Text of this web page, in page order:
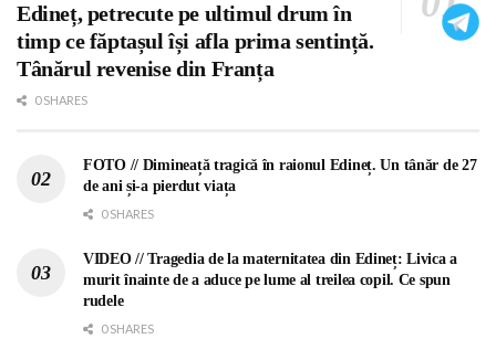
Edineț, petrecute pe ultimul drum în
timp ce făptașul își afla prima sentință.
Tânărul revenise din Franța
0 SHARES
FOTO // Dimineață tragică în raionul Edineț. Un tânăr de 27
de ani și-a pierdut viața
0 SHARES
VIDEO // Tragedia de la maternitatea din Edineț: Livica a
murit înainte de a aduce pe lume al treilea copil. Ce spun
rudele
0 SHARES